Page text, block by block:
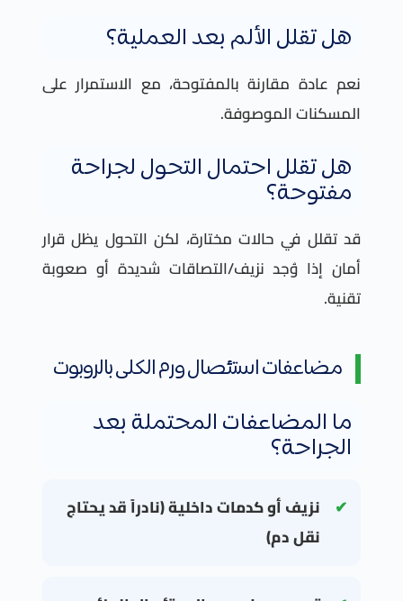
هل تقلل الألم بعد العملية؟
نعم عادة مقارنة بالمفتوحة، مع الاستمرار على
المسكنات الموصوفة.
هل تقلل احتمال التحول لجراحة
مفتوحة؟
قد تقلل في حالات مختارة، لكن التحول يظل قرار
أمان إذا وُجد نزيف/التصاقات شديدة أو صعوبة
تقنية.
مضاعفات استئصال ورم الكلى بالروبوت
ما المضاعفات المحتملة بعد
الجراحة؟
نزيف أو كدمات داخلية (نادراً قد يحتاج
نقل دم)